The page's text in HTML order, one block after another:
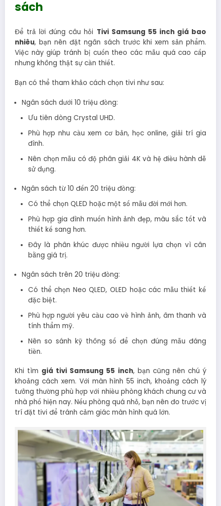
sách
Để trả lời đúng câu hỏi Tivi Samsung 55 inch giá bao
nhiêu, bạn nên đặt ngân sách trước khi xem sản phẩm.
Việc này giúp tránh bị cuốn theo các mẫu quá cao cấp
nhưng không thật sự cần thiết.
Bạn có thể tham khảo cách chọn tivi như sau:
Ngân sách dưới 10 triệu đồng:
Ưu tiên dòng Crystal UHD.
Phù hợp nhu cầu xem cơ bản, học online, giải trí gia
đình.
Nên chọn mẫu có độ phân giải 4K và hệ điều hành dễ
sử dụng.
Ngân sách từ 10 đến 20 triệu đồng:
Có thể chọn QLED hoặc một số mẫu đời mới hơn.
Phù hợp gia đình muốn hình ảnh đẹp, màu sắc tốt và
thiết kế sang hơn.
Đây là phân khúc được nhiều người lựa chọn vì cân
bằng giá trị.
Ngân sách trên 20 triệu đồng:
Có thể chọn Neo QLED, OLED hoặc các mẫu thiết kế
đặc biệt.
Phù hợp người yêu cầu cao về hình ảnh, âm thanh và
tính thẩm mỹ.
Nên so sánh kỹ thông số để chọn đúng mẫu đáng
tiền.
Khi tìm giá tivi Samsung 55 inch, bạn cũng nên chú ý
khoảng cách xem. Với màn hình 55 inch, khoảng cách lý
tưởng thường phù hợp với nhiều phòng khách chung cư và
nhà phố hiện nay. Nếu phòng quá nhỏ, bạn nên đo trước vị
trí đặt tivi để tránh cảm giác màn hình quá lớn.